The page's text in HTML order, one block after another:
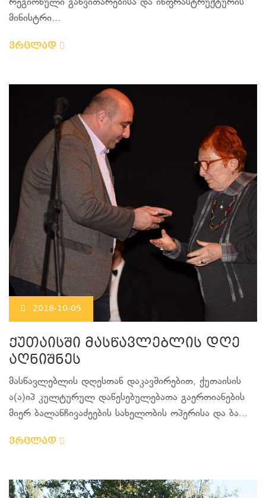
რეგიონული განვითარებისა და ინფრასტრუქტურის
მინისტრი...
ვრცლად
2018-10-05
ქუთაისში მასწავლებლის დღე
აღნიშნეს
მასწავლებლის დღესთან დაკავშირებით, ქუთაისის
ა(ა)იპ კულტურულ დაწესებულებათა გაერთიანების
მიერ ბალანჩივაძეების სახელობის ოპერისა და ბა...
ვრცლად